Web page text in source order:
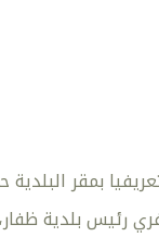
بمقر
رئيس بلدية